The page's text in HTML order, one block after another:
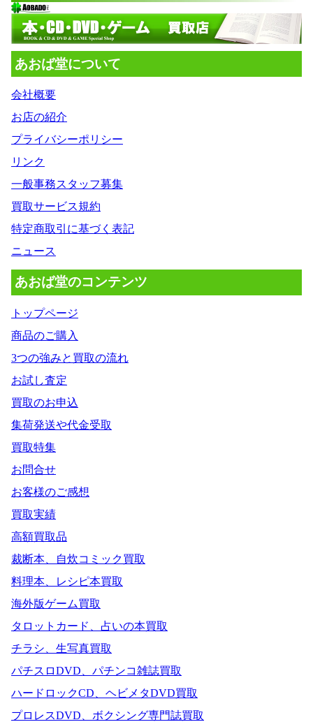
あおば堂について
会社概要
お店の紹介
プライバシーポリシー
リンク
一般事務スタッフ募集
買取サービス規約
特定商取引に基づく表記
ニュース
あおば堂のコンテンツ
トップページ
商品のご購入
3つの強みと買取の流れ
お試し査定
買取のお申込
集荷発送や代金受取
買取特集
お問合せ
お客様のご感想
買取実績
高額買取品
裁断本、自炊コミック買取
料理本、レシピ本買取
海外版ゲーム買取
タロットカード、占いの本買取
チラシ、生写真買取
パチスロDVD、パチンコ雑誌買取
ハードロックCD、ヘビメタDVD買取
プロレスDVD、ボクシング専門誌買取